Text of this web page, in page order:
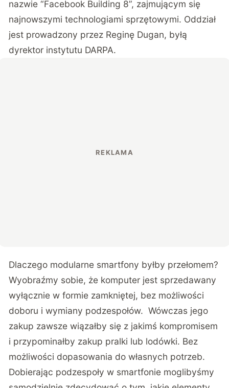
nazwie “Facebook Building 8”, zajmującym się
najnowszymi technologiami sprzętowymi. Oddział
jest prowadzony przez Reginę Dugan, byłą
dyrektor instytutu DARPA.
Dlaczego modularne smartfony byłby przełomem?
Wyobraźmy sobie, że komputer jest sprzedawany
wyłącznie w formie zamkniętej, bez możliwości
doboru i wymiany podzespołów. Wówczas jego
zakup zawsze wiązałby się z jakimś kompromisem
i przypominałby zakup pralki lub lodówki. Bez
możliwości dopasowania do własnych potrzeb.
Dobierając podzespoły w smartfonie moglibyśmy